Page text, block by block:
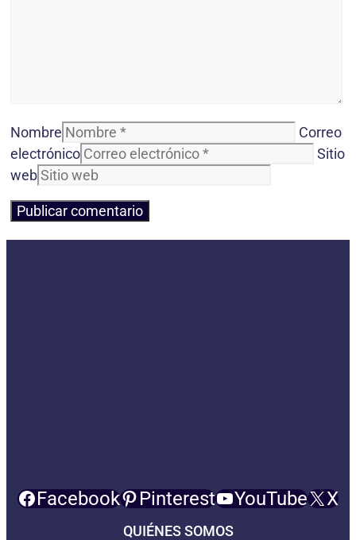
Nombre
Correo
electrónico
Sitio
web
Facebook Pinterest YouTube X
QUIÉNES SOMOS